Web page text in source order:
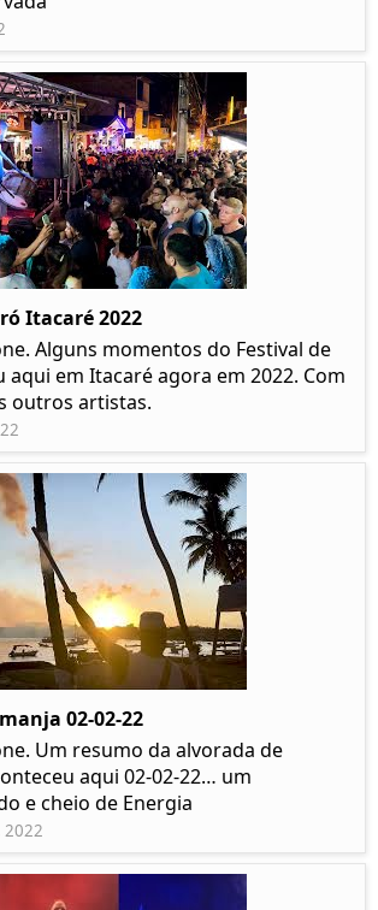
Itacaré 2022
Alguns momentos do Festival de
em Itacaré agora em 2022. Com
outros artistas.
02-02-22
Um resumo da alvorada de
aqui 02-02-22… um
e cheio de Energia
2022